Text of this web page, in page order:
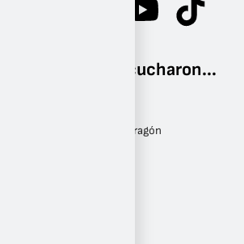
Otros también escucharon...
FM 97.5 - Zaragoza, Aragón